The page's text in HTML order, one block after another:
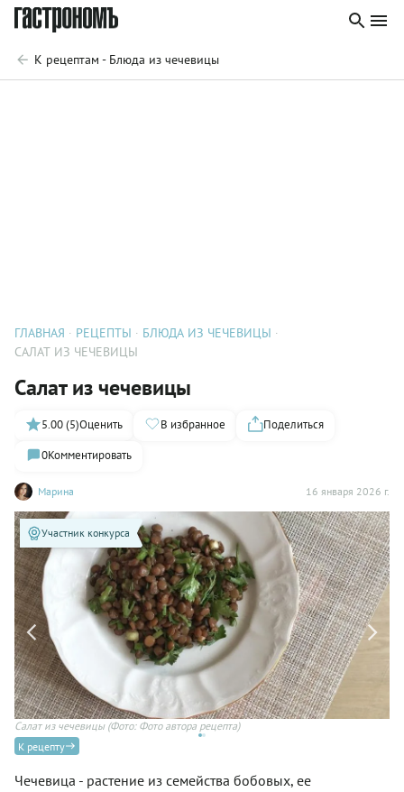
К рецептам - Блюда из чечевицы
ГЛАВНАЯ РЕЦЕПТЫ
БЛЮДА ИЗ ЧЕЧЕВИЦЫ
САЛАТ ИЗ ЧЕЧЕВИЦЫ
Салат из чечевицы
Марина 16 января 2026 г.
5.00 (5)Оценить В избранное
Поделиться
0Комментировать
Участник конкурса
Салат из чечевицы(Фото: Фото автора рецепта)
К рецепту
Чечевица - растение из семейства бобовых, ее